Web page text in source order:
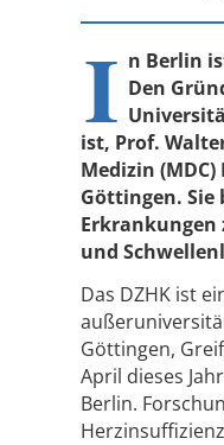
I n Berlin
Den
ist, Prof.
Medizin
Göttingen. Sie
Erkrankungen
und
Das DZHK ist
Göttingen,
April dieses
Berlin.